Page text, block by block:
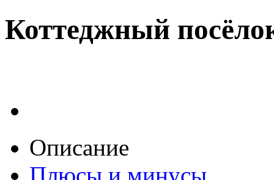
Коттеджный
Описание
Плюсы и минусы